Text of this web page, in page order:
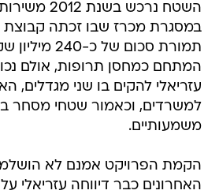
השטח נרכש
במסגרת מכרז שבו זכתה קבוצת
תמורת סכום של
המתחם כמחסן תרופות, אולם
עזריאלי להקים בו שני מגדלים,
למשרדים, וכאמור שטחי מסחר
משמעותיים.
הקמת הפרויקט אמנם לא
האחרונים כבר דיווחה עזריאלי